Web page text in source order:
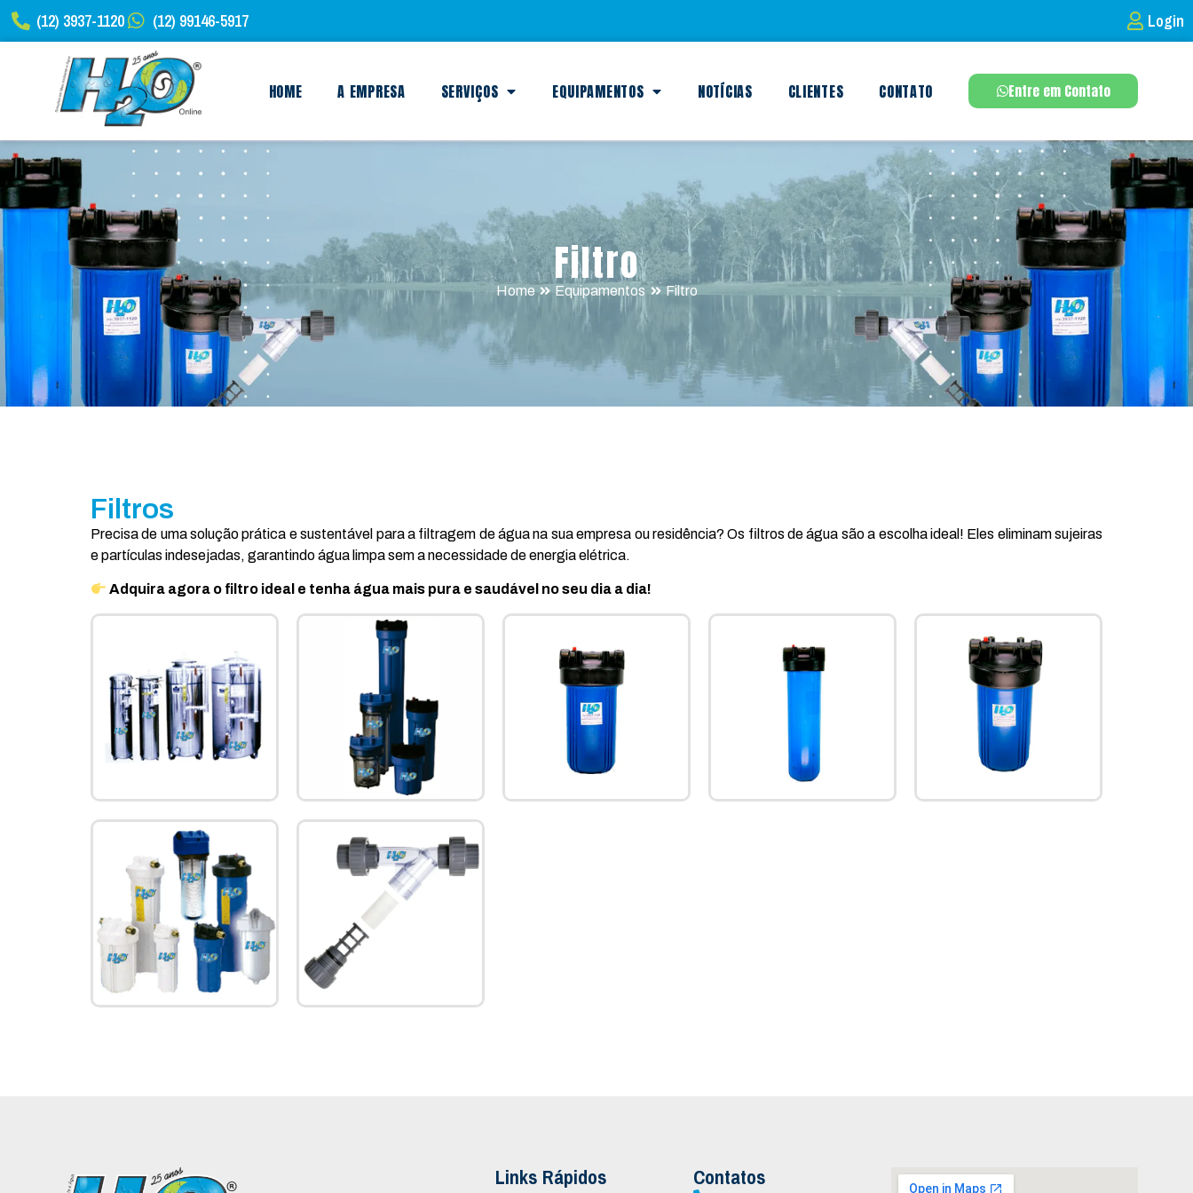
(12) 3937-1120 (12) 99146-5917 Login
HOME A EMPRESA SERVIÇOS EQUIPAMENTOS NOTÍCIAS CLIENTES CONTATO Entre em Contato
Filtro
Home Equipamentos Filtro
Filtros
Precisa de uma solução prática e sustentável para a filtragem de água na sua empresa ou residência? Os filtros de água são a escolha ideal! Eles eliminam sujeiras
e partículas indesejadas, garantindo água limpa sem a necessidade de energia elétrica.
Adquira agora o filtro ideal e tenha água mais pura e saudável no seu dia a dia!
Links Rápidos Contatos